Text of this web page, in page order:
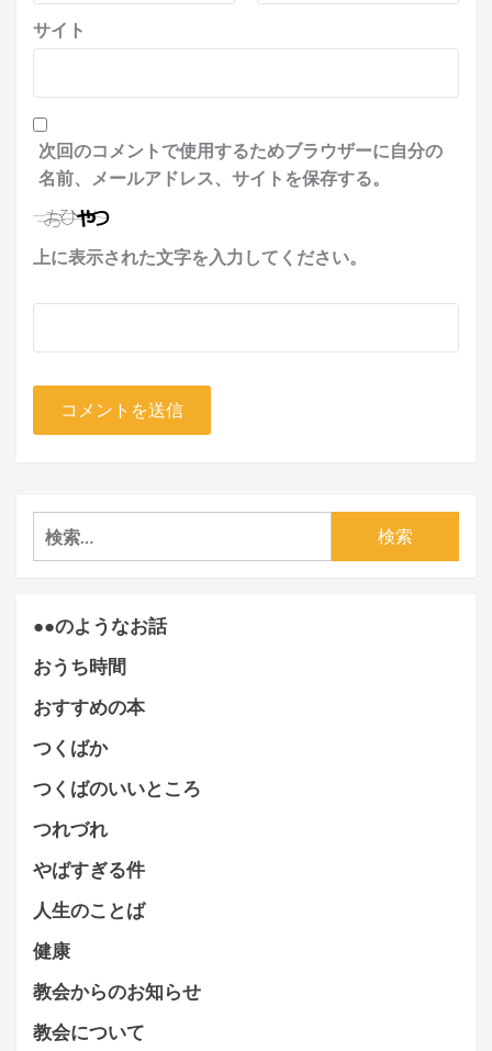
サイト
次回のコメントで使用するためブラウザーに自分の
名前、メールアドレス、サイトを保存する。
上に表示された文字を入力してください。
検
索:
●●のようなお話
おうち時間
おすすめの本
つくばか
つくばのいいところ
つれづれ
やばすぎる件
人生のことば
健康
教会からのお知らせ
教会について